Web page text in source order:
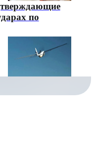
по